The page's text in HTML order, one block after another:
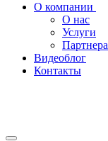
О компании
О нас
Услуги
Видеоблог
Контакты